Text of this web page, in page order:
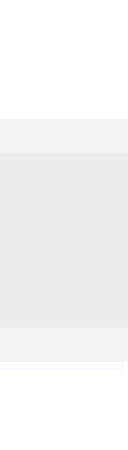
bilgi için Ayarlar
ilgili